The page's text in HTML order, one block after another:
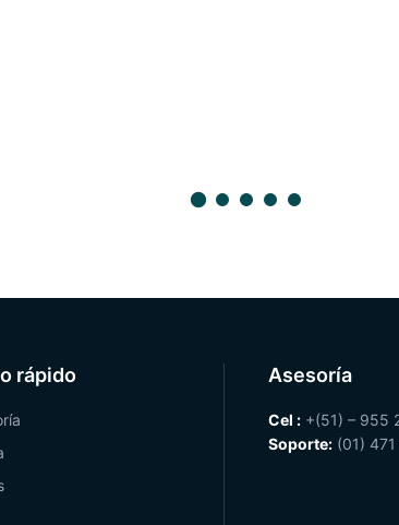
rápido Asesoría
Cel : +(51) – 955
Soporte: (01)